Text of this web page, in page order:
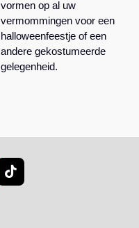
vormen op al uw
vermommingen voor een
halloweenfeestje of een
andere gekostumeerde
gelegenheid.
T
i